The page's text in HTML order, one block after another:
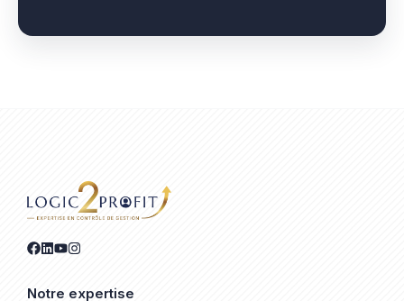
Notre expertise